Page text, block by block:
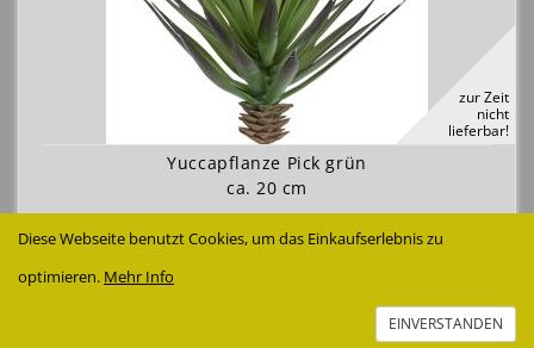
Diese Webseite benutzt Cookies, um das Einkaufserlebnis zu
optimieren. Mehr Info
EINVERSTANDEN
zur Zeit
nicht
lieferbar!
Yuccapflanze Pick grün
ca. 20 cm
4,99 €
Details anzeigen